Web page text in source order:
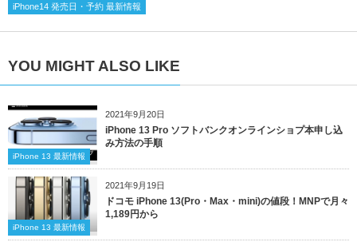
iPhone14 発売日・予約 最新情報
YOU MIGHT ALSO LIKE
2021年9月20日
iPhone 13 最新情報
iPhone 13 Pro ソフトバンクオンラインショプ本申し込
み方法の手順
2021年9月19日
iPhone 13 最新情報
ドコモ iPhone 13(Pro・Max・mini)の値段！MNPで月々
1,189円から